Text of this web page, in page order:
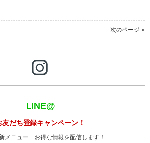
次のページ »
LINE@
友だち登録キャンペーン！
メニュー、お得な情報を配信します！